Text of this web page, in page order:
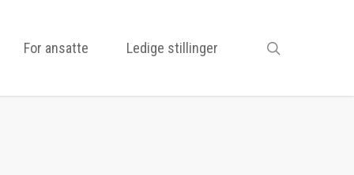
For ansatte Ledige stillinger